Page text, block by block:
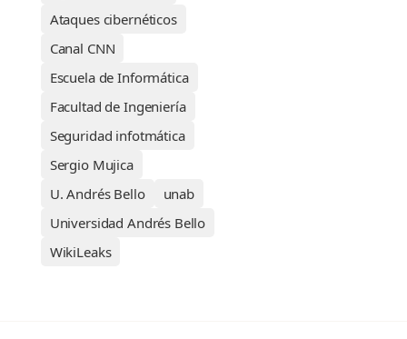
Ataques cibernéticos
Canal CNN
Escuela de Informática
Facultad de Ingeniería
Seguridad infotmática
Sergio Mujica
U. Andrés Bello
unab
Universidad Andrés Bello
WikiLeaks